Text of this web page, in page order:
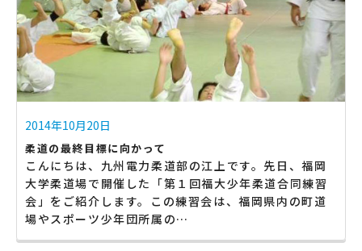
2014年10月20日
柔道の最終目標に向かって
こんにちは、九州電力柔道部の江上です。先日、福岡
大学柔道場で開催した「第１回福大少年柔道合同練習
会」をご紹介します。この練習会は、福岡県内の町道
場やスポーツ少年団所属の…